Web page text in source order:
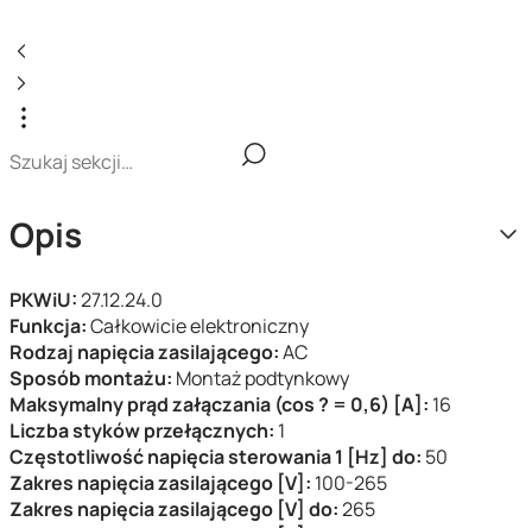
Opis
PKWiU:27.12.24.0
Funkcja:Całkowicie elektroniczny
Rodzaj napięcia zasilającego:AC
Sposób montażu: Montaż podtynkowy
Maksymalny prąd załączania (cos ? = 0,6) [A]: 16
Liczba styków przełącznych: 1
Częstotliwość napięcia sterowania 1 [Hz] do: 50
Zakres napięcia zasilającego [V]: 100-265
Zakres napięcia zasilającego [V] do:265